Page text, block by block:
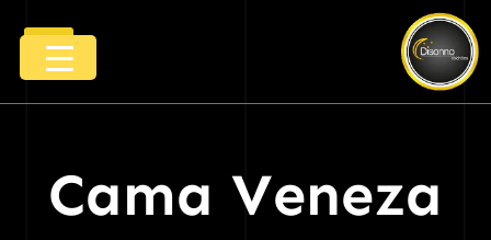
para
Menu
Cama Veneza